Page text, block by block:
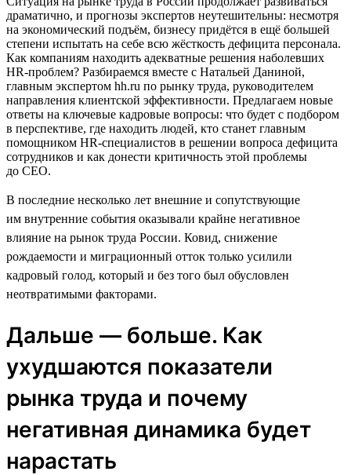
драматично, и прогнозы экспертов неутешительны: несмотря
на экономический подъём, бизнесу придётся в ещё большей
степени испытать на себе всю жёсткость дефицита персонала.
Как компаниям находить адекватные решения наболевших
HR-проблем? Разбираемся вместе с Натальей Даниной,
главным экспертом hh.ru по рынку труда, руководителем
направления клиентской эффективности. Предлагаем новые
ответы на ключевые кадровые вопросы: что будет с подбором
в перспективе, где находить людей, кто станет главным
помощником HR-специалистов в решении вопроса дефицита
сотрудников и как донести критичность этой проблемы
до CEO.
В последние несколько лет внешние и сопутствующие
им внутренние события оказывали крайне негативное
влияние на рынок труда России. Ковид, снижение
рождаемости и миграционный отток только усилили
кадровый голод, который и без того был обусловлен
неотвратимыми факторами.
Дальше — больше. Как
ухудшаются показатели
рынка труда и почему
негативная динамика будет
нарастать